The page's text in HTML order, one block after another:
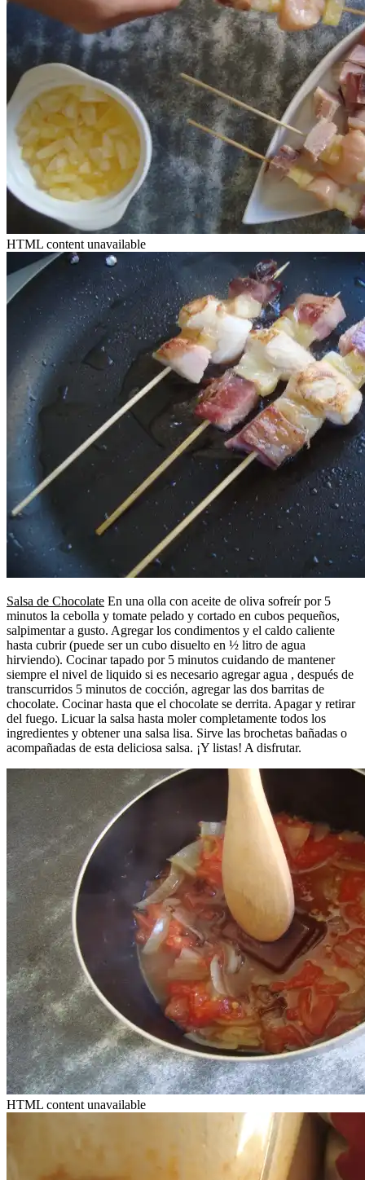
HTML content unavailable
Salsa de Chocolate En una olla con aceite de oliva sofreír por 5
minutos la cebolla y tomate pelado y cortado en cubos pequeños,
salpimentar a gusto. Agregar los condimentos y el caldo caliente
hasta cubrir (puede ser un cubo disuelto en ½ litro de agua
hirviendo). Cocinar tapado por 5 minutos cuidando de mantener
siempre el nivel de liquido si es necesario agregar agua , después de
transcurridos 5 minutos de cocción, agregar las dos barritas de
chocolate. Cocinar hasta que el chocolate se derrita. Apagar y retirar
del fuego. Licuar la salsa hasta moler completamente todos los
ingredientes y obtener una salsa lisa. Sirve las brochetas bañadas o
acompañadas de esta deliciosa salsa. ¡Y listas! A disfrutar.
HTML content unavailable